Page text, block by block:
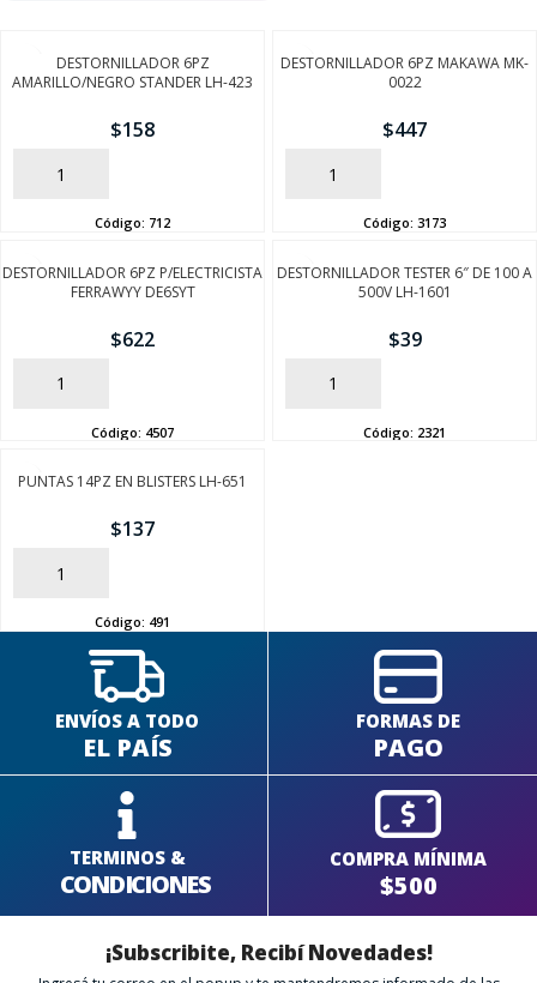
DESTORNILLADOR 6PZ
AMARILLO/NEGRO STANDER LH-423
$158
AÑADIR
Código: 712
DESTORNILLADOR 6PZ MAKAWA MK-
0022
$447
AÑADIR
Código: 3173
DESTORNILLADOR 6PZ P/ELECTRICISTA
FERRAWYY DE6SYT
$622
AÑADIR
Código: 4507
DESTORNILLADOR TESTER 6″ DE 100 A
500V LH-1601
$39
AÑADIR
Código: 2321
PUNTAS 14PZ EN BLISTERS LH-651
$137
AÑADIR
Código: 491
ENVÍOS A TODO
EL PAÍS
FORMAS DE
PAGO
TERMINOS &
CONDICIONES
COMPRA MÍNIMA
$500
¡Subscribite, Recibí Novedades!
SEGUÍ COMPRANDO